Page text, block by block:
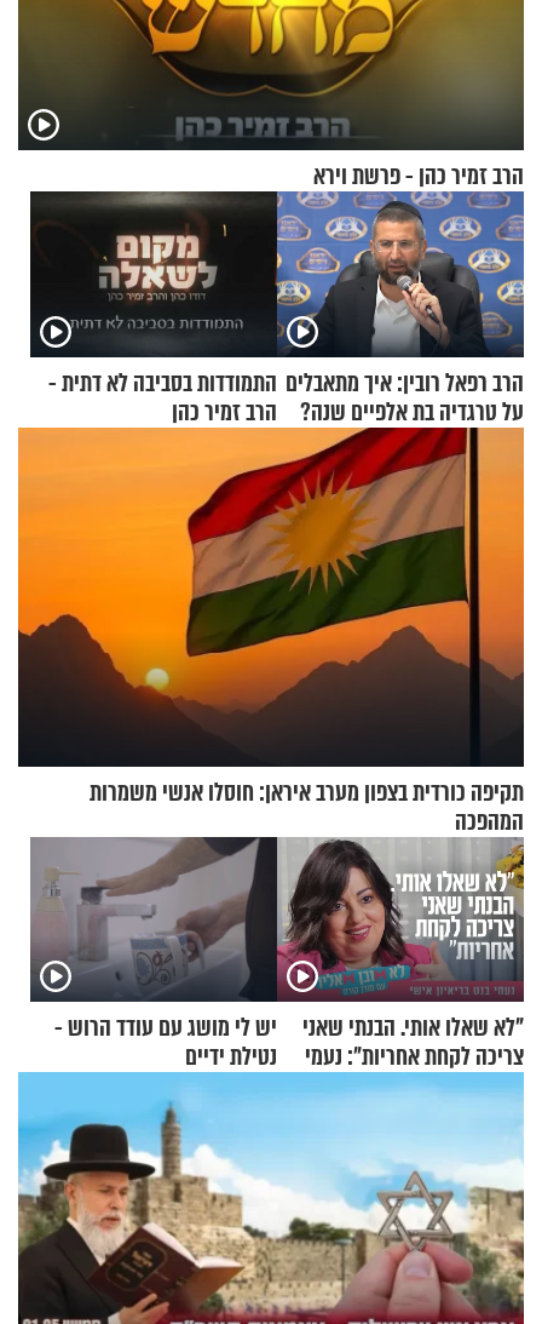
הרב זמיר כהן - פרשת וירא
הרב רפאל רובין: איך מתאבלים
על טרגדיה בת אלפיים שנה?
התמודדות בסביבה לא דתית -
הרב זמיר כהן
תקיפה כורדית בצפון מערב איראן: חוסלו אנשי משמרות
המהפכה
"לא שאלו אותי. הבנתי שאני
צריכה לקחת אחריות": נעמי
בנט בריאיון אישי
יש לי מושג עם עודד הרוש -
נטילת ידיים